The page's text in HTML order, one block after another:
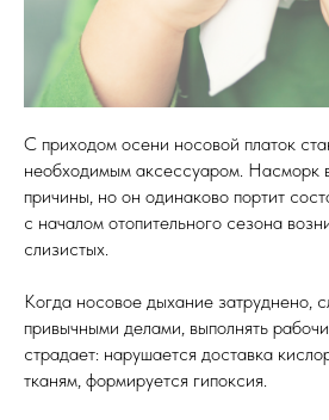
С приходом осени носовой платок
необходимым аксессуаром. Насморк
причины, но он одинаково портит
с началом отопительного сезона
слизистых.
Когда носовое дыхание затруднено,
привычными делами, выполнять
страдает: нарушается доставка
тканям, формируется гипоксия.